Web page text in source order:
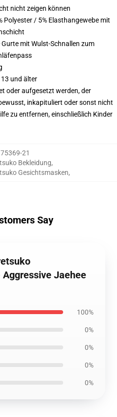
nicht zeigen können
Polyester / 5% Elasthangewebe mit
mit Wulst-Schnallen zum
und älter
oder aufgesetzt werden, der
inkapituliert oder sonst nicht
zu entfernen, einschließlich Kinder
75369-21
Bekleidung,
Gesichtsmasken,
Say
Jaehee
100%
0%
0%
0%
0%